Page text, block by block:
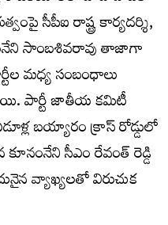
సీపీఐ రాష్ట్ర కార్యదర్శి,
సాంబశివరావు తాజాగా
మధ్య సంబంధాలు
పార్టీ జాతీయ కమిటీ
బయ్యారం క్రాస్ రోడ్డులో
సీఎం రేవంత్ రెడ్డి
వ్యాఖ్యలతో విరుచుక